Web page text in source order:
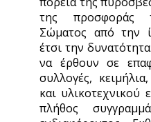
της προσφοράς
Σώματος από την
έτσι την
να έρθουν σε
συλλογές,
και υλικοτεχνικού
πλήθος